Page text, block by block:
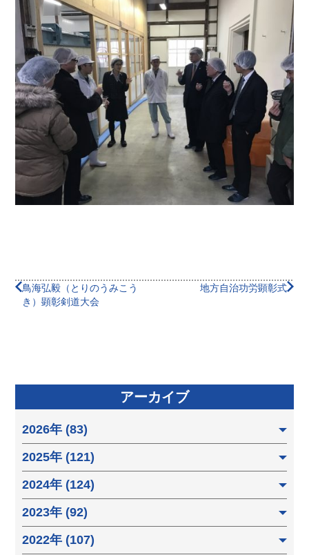
鳥海弘毅（とりのうみこう
き）顕彰剣道大会
地方自治功労顕彰式
アーカイブ
2026年 (83)
2025年 (121)
2024年 (124)
2023年 (92)
2022年 (107)